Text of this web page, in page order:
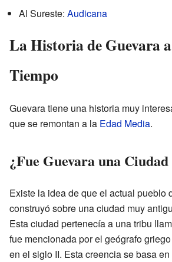
Al Sureste: Audicana
La Historia de Guevara
Tiempo
Guevara tiene una historia muy
que se remontan a la Edad Media.
¿Fue Guevara una
Existe la idea de que el actual pueblo
construyó sobre una ciudad muy
Esta ciudad pertenecía a una tribu
fue mencionada por el geógrafo griego
en el siglo II. Esta creencia se basa